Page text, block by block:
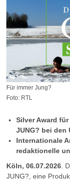
Für immer Jung?
Foto: RTL
Silver Award für
JUNG? bei den
Internationale
redaktionelle
Köln, 06.07.2026.
JUNG?, eine